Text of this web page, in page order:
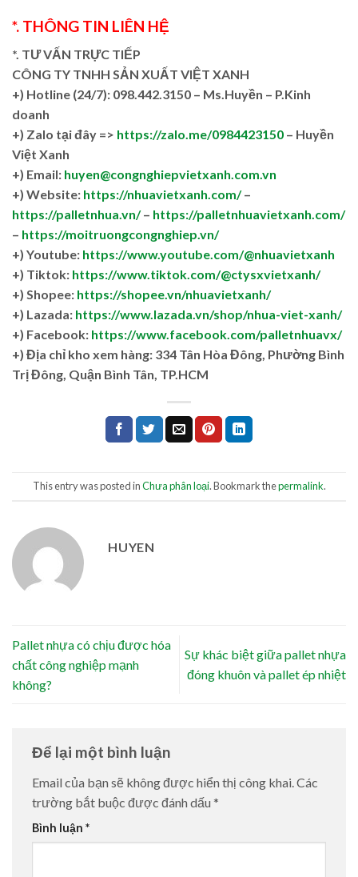
*. THÔNG TIN LIÊN HỆ
*. TƯ VẤN TRỰC TIẾP
CÔNG TY TNHH SẢN XUẤT VIỆT XANH
+) Hotline (24/7): 098.442.3150 – Ms.Huyền – P.Kinh
doanh
+) Zalo tại đây => https://zalo.me/0984423150 – Huyền
Việt Xanh
+) Email: huyen@congnghiepvietxanh.com.vn
+) Website: https://nhuavietxanh.com/–
https://palletnhua.vn/– https://palletnhuavietxanh.com/
– https://moitruongcongnghiep.vn/
+) Youtube: https://www.youtube.com/@nhuavietxanh
+) Tiktok: https://www.tiktok.com/@ctysxvietxanh/
+) Shopee: https://shopee.vn/nhuavietxanh/
+) Lazada: https://www.lazada.vn/shop/nhua-viet-xanh/
+) Facebook: https://www.facebook.com/palletnhuavx/
+) Địa chỉ kho xem hàng: 334 Tân Hòa Đông, Phường Bình
Trị Đông, Quận Bình Tân, TP.HCM
This entry was posted inChưa phân loại. Bookmark thepermalink.
HUYEN
Pallet nhựa có chịu được hóa
chất công nghiệp mạnh
không?
Sự khác biệt giữa pallet nhựa
đóng khuôn và pallet ép nhiệt
Để lại một bình luận
Email của bạn sẽ không được hiển thị công khai. Các
trường bắt buộc được đánh dấu *
Bình luận *